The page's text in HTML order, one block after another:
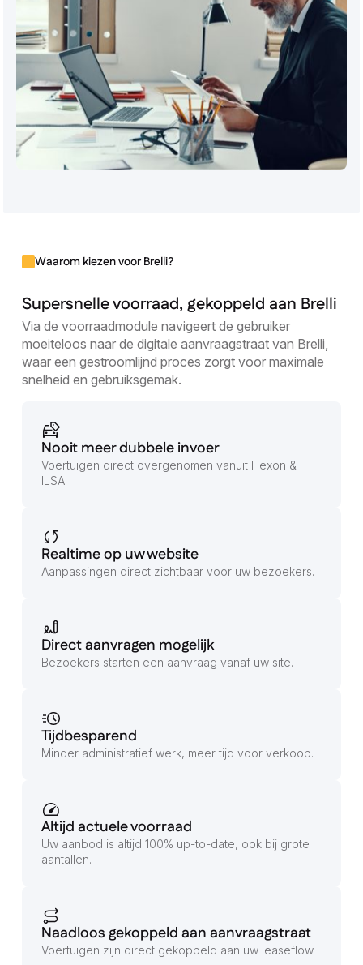
Waarom kiezen voor Brelli?
Supersnelle voorraad, gekoppeld aan Brelli
Via de voorraadmodule navigeert de gebruiker
moeiteloos naar de digitale aanvraagstraat van Brelli,
waar een gestroomlijnd proces zorgt voor maximale
snelheid en gebruiksgemak.
Nooit meer dubbele invoer
Voertuigen direct overgenomen vanuit Hexon &
ILSA.
Realtime op uw website
Aanpassingen direct zichtbaar voor uw bezoekers.
Direct aanvragen mogelijk
Bezoekers starten een aanvraag vanaf uw site.
Tijdbesparend
Minder administratief werk, meer tijd voor verkoop.
Altijd actuele voorraad
Uw aanbod is altijd 100% up-to-date, ook bij grote
aantallen.
Naadloos gekoppeld aan aanvraagstraat
Voertuigen zijn direct gekoppeld aan uw leaseflow.